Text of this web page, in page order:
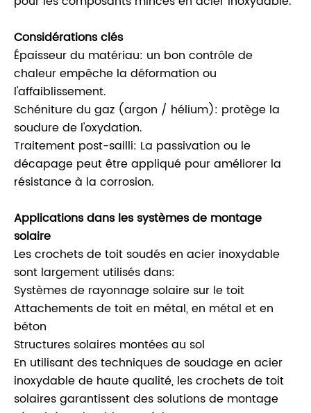
Considérations clés
Épaisseur du matériau: un bon contrôle de
chaleur empêche la déformation ou
l'affaiblissement.
Schéniture du gaz (argon / hélium): protège la
soudure de l'oxydation.
Traitement post-sailli: La passivation ou le
décapage peut être appliqué pour améliorer la
résistance à la corrosion.
Applications dans les systèmes de montage
solaire
Les crochets de toit soudés en acier inoxydable
sont largement utilisés dans:
Systèmes de rayonnage solaire sur le toit
Attachements de toit en métal, en métal et en
béton
Structures solaires montées au sol
En utilisant des techniques de soudage en acier
inoxydable de haute qualité, les crochets de toit
solaires garantissent des solutions de montage